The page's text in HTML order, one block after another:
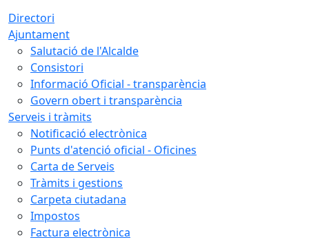
Directori
Ajuntament
Salutació de l'Alcalde
Consistori
Informació Oficial - transparència
Govern obert i transparència
Serveis i tràmits
Notificació electrònica
Punts d'atenció oficial - Oficines
Carta de Serveis
Tràmits i gestions
Carpeta ciutadana
Impostos
Factura electrònica